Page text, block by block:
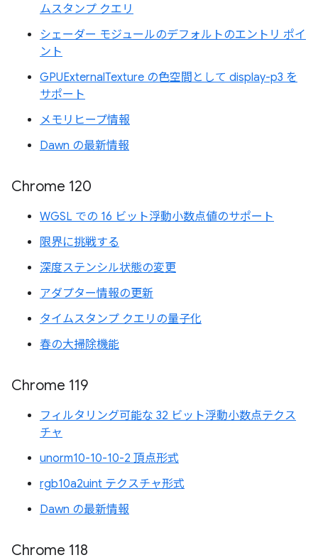
ムスタンプ クエリ
シェーダー モジュールのデフォルトのエントリ ポイ
ント
GPUExternalTexture の色空間として display-p3 を
サポート
メモリヒープ情報
Dawn の最新情報
Chrome 120
WGSL での 16 ビット浮動小数点値のサポート
限界に挑戦する
深度ステンシル状態の変更
アダプター情報の更新
タイムスタンプ クエリの量子化
春の大掃除機能
Chrome 119
フィルタリング可能な 32 ビット浮動小数点テクス
チャ
unorm10-10-10-2 頂点形式
rgb10a2uint テクスチャ形式
Dawn の最新情報
Chrome 118